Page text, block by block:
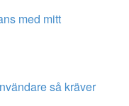
med mitt
så kräver